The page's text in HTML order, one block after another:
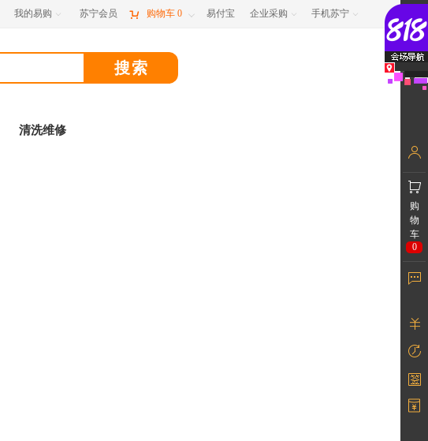
我的易购  苏宁会员  购物车 0  易付宝 企业采购  手机苏宁 
清洗维修
购
物
车
0